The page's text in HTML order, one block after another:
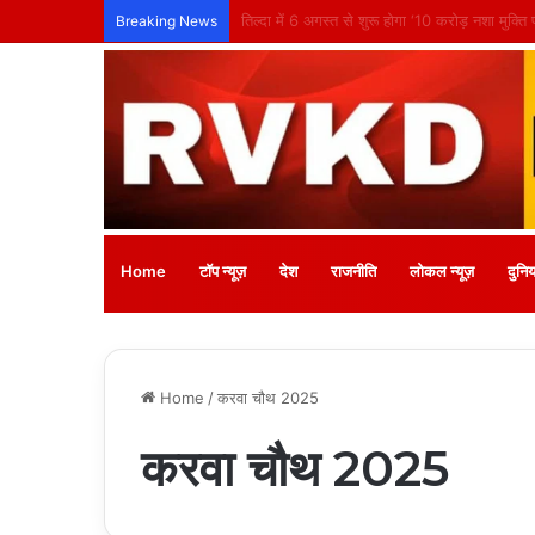
Breaking News Jak snadno začít hrát na Spinboss:
Home टॉप न्यूज़ देश राजनीति लोकल न्यूज़
Home /करवा चौथ 2025
करवा चौथ 2025